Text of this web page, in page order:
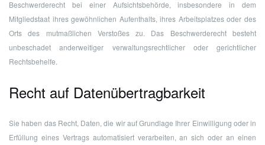
Beschwerderecht bei einer Aufsichtsbehörde, insbesondere in dem
Mitgliedstaat ihres gewöhnlichen Aufenthalts, ihres Arbeitsplatzes oder des
Orts des mutmaßlichen Verstoßes zu. Das Beschwerderecht besteht
unbeschadet anderweitiger verwaltungsrechtlicher oder gerichtlicher
Rechtsbehelfe.
Recht auf Daten­übertrag­barkeit
Sie haben das Recht, Daten, die wir auf Grundlage Ihrer Einwilligung oder in
Erfüllung eines Vertrags automatisiert verarbeiten, an sich oder an einen